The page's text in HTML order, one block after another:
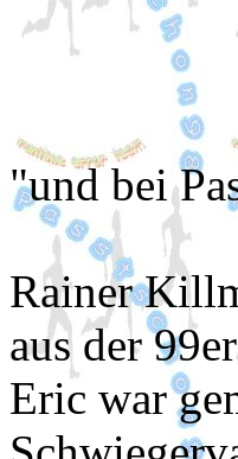
"und bei
Rainer
aus der
Eric war